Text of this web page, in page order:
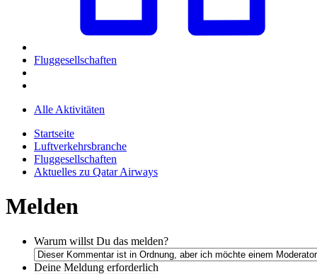
Fluggesellschaften
Alle Aktivitäten
Startseite
Luftverkehrsbranche
Fluggesellschaften
Aktuelles zu Qatar Airways
Melden
Warum willst Du das melden?
Deine Meldung erforderlich